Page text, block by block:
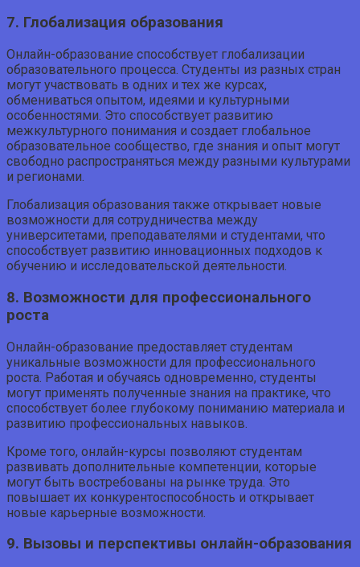
7. Глобализация образования
Онлайн-образование способствует глобализации
образовательного процесса. Студенты из разных стран
могут участвовать в одних и тех же курсах,
обмениваться опытом, идеями и культурными
особенностями. Это способствует развитию
межкультурного понимания и создает глобальное
образовательное сообщество, где знания и опыт могут
свободно распространяться между разными культурами
и регионами.
Глобализация образования также открывает новые
возможности для сотрудничества между
университетами, преподавателями и студентами, что
способствует развитию инновационных подходов к
обучению и исследовательской деятельности.
8. Возможности для профессионального
роста
Онлайн-образование предоставляет студентам
уникальные возможности для профессионального
роста. Работая и обучаясь одновременно, студенты
могут применять полученные знания на практике, что
способствует более глубокому пониманию материала и
развитию профессиональных навыков.
Кроме того, онлайн-курсы позволяют студентам
развивать дополнительные компетенции, которые
могут быть востребованы на рынке труда. Это
повышает их конкурентоспособность и открывает
новые карьерные возможности.
9. Вызовы и перспективы онлайн-образования